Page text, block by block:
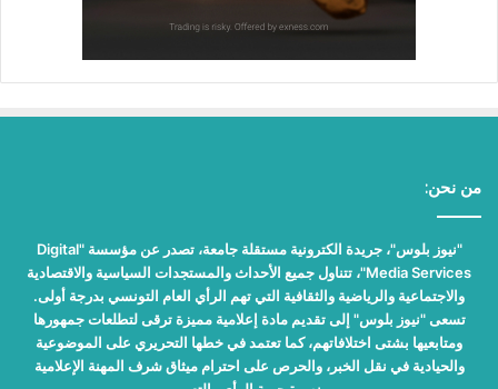
من نحن:
"نيوز بلوس"، جريدة الكترونية مستقلة جامعة، تصدر عن مؤسسة "Digital
Media Services"، تتناول جميع الأحداث والمستجدات السياسية والاقتصادية
والاجتماعية والرياضية والثقافية التي تهم الرأي العام التونسي بدرجة أولى.
تسعى "نيوز بلوس" إلى تقديم مادة إعلامية مميزة ترقى لتطلعات جمهورها
ومتابعيها بشتى اختلافاتهم، كما تعتمد في خطها التحريري على الموضوعية
والحيادية في نقل الخبر، والحرص على احترام ميثاق شرف المهنة الإعلامية